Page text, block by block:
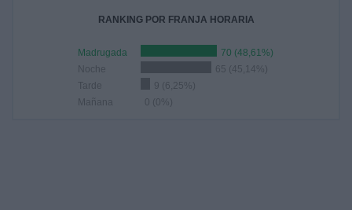
RANKING POR FRANJA HORARIA
Madrugada
70 (48,61%)
Noche
65 (45,14%)
Tarde
9 (6,25%)
Mañana
0 (0%)